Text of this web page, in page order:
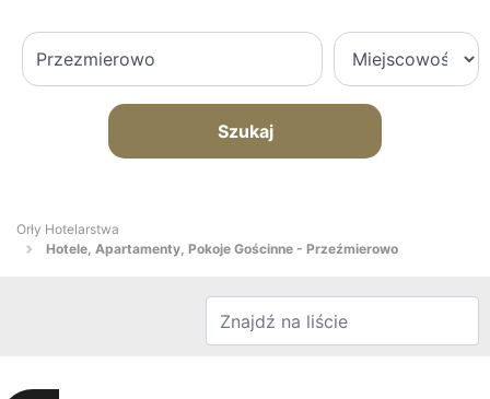
Szukaj
Orły Hotelarstwa
Hotele, Apartamenty, Pokoje Gościnne - Przeźmierowo